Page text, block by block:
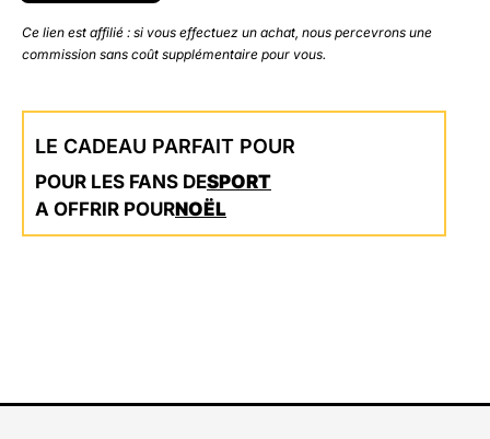
Ce lien est affilié : si vous effectuez un achat, nous percevrons une
commission sans coût supplémentaire pour vous.
LE CADEAU PARFAIT POUR
POUR LES FANS DESPORT
A OFFRIR POURNOËL